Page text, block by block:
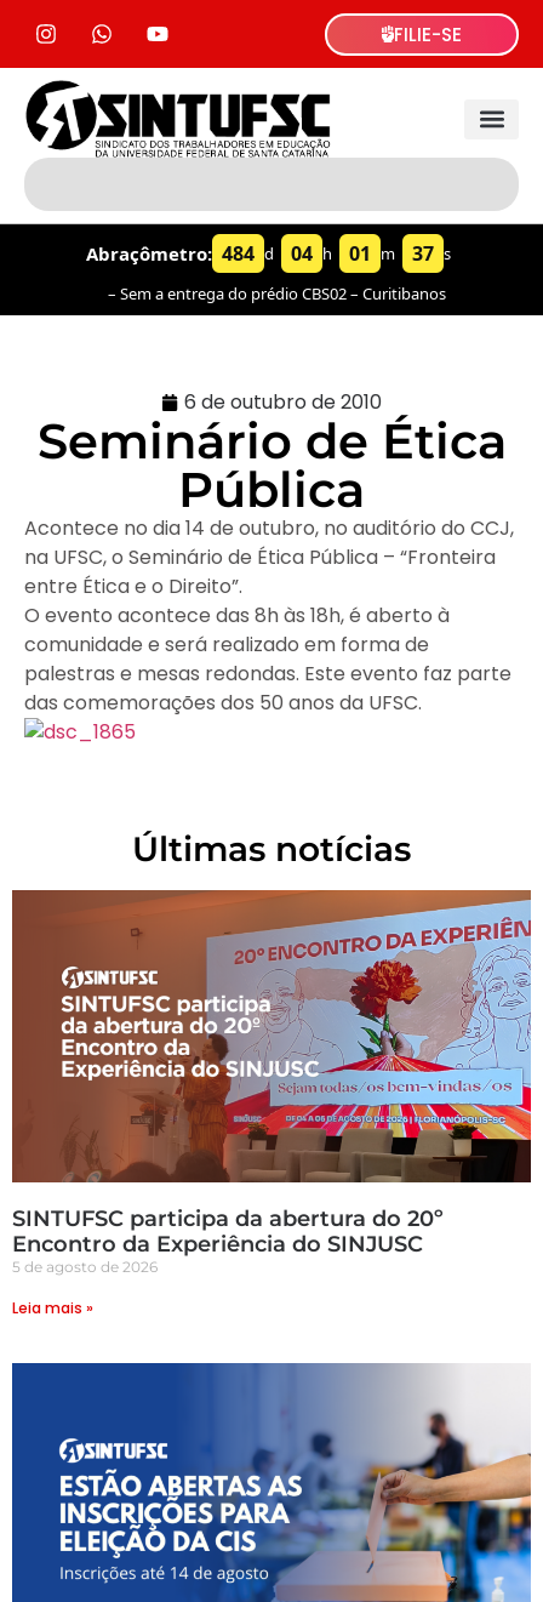
FILIE-SE
Abraçômetro: 484 d 04 h 01 m 38 s
– Sem a entrega do prédio CBS02 – Curitibanos
6 de outubro de 2010
Seminário de Ética
Pública
Acontece no dia 14 de outubro, no auditório do CCJ,
na UFSC, o Seminário de Ética Pública – “Fronteira
entre Ética e o Direito”.
O evento acontece das 8h às 18h, é aberto à
comunidade e será realizado em forma de
palestras e mesas redondas. Este evento faz parte
das comemorações dos 50 anos da UFSC.
Últimas notícias
SINTUFSC participa da abertura do 20º
Encontro da Experiência do SINJUSC
5 de agosto de 2026
Leia mais »